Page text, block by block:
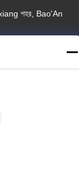
শহর, Bao'An